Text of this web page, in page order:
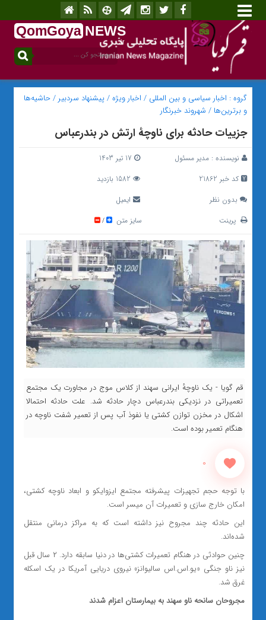
QomGoya NEWS
.ir
گروه : اخبار سیاسی و بین المللی / اخبار ویژه/پیشنهاد سردبیر /حاشیه‌ها
و برترین‌ها / شهروند خبرنگار
جزییات حادثه برای ناوچه‌ٔ ارتش در بندرعباس
نویسنده : مدیر مسئول
کد خبر 21862
بدون نظر
ایمیل
پرینت
سایز متن /
قم گویا - یک ناوچه‌ٔ ایرانی سهند از کلاس موج در مجاورت یک مجتمع
تعمیراتی در نزدیکی بندرعباس دچار حادثه شد. علت حادثه احتمالا
اشکال در مخزن توازن کشتی یا نفوذ آب پس از تعمیر شفت ناوچه در
هنگام تعمیر بوده است.
0
با توجه حجم تجهیزات پیشرفته مجتمع ایزوایکو و ابعاد ناوچه کشتی،
امکان خارج سازی و تعمیرات آن میسر است.
این حادثه چند مجروح نیز داشته است که به مراکز درمانی منتقل
شده‌اند.
چنین حوادثی در هنگام تعمیرات کشتی‌ها در دنیا سابقه دارد. ۲ سال قبل
نیز ناو جنگی «یو.اس.اس سالیوانز» نیروی دریایی آمریکا در یک اسکله
غرق شد.
مجروحان سانحه ناو سهند به بیمارستان اعزام شدند